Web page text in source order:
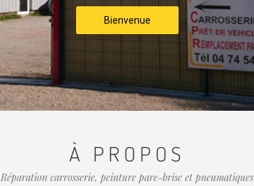
Bienvenue
À PROPOS
Réparation carrosserie, peinture pare-brise et pneumatiques